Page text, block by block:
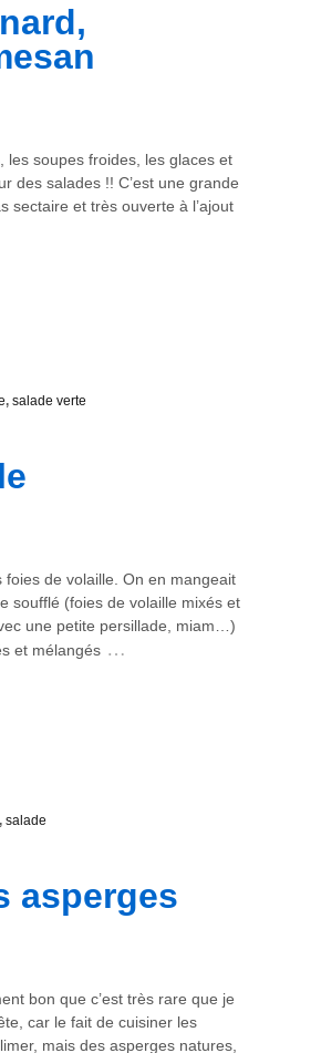
les soupes froides, les glaces et
des salades !! C’est une grande
sectaire et très ouverte à l’ajout
, salade verte
foies de volaille. On en mangeait
soufflé (foies de volaille mixés et
une petite persillade, miam…)
et mélangés …
, salade
asperges
bon que c’est très rare que je
car le fait de cuisiner les
mais des asperges natures,